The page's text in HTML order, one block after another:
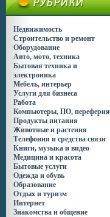
Недвижимость
Строительство и ремонт
Оборудование
Авто, мото, техника
Бытовая техника и
электроника
Мебель, интерьер
Услуги для бизнеса
Работа
Компьютеры, ПО, переферия
Продукты питания
Животные и растения
Телефония и средства связи
Книги, музыка и видео
Медицина и красота
Бытовые услуги
Одежда и обувь
Образование
Отдых и туризм
Интернет
Знакомства и общение